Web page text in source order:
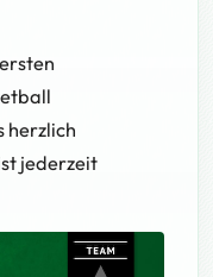
herzlich
jederzeit